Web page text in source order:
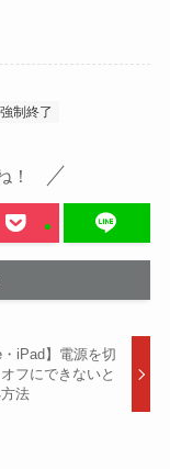
強制終了
！
・iPad】電源を切
フにできないと
法